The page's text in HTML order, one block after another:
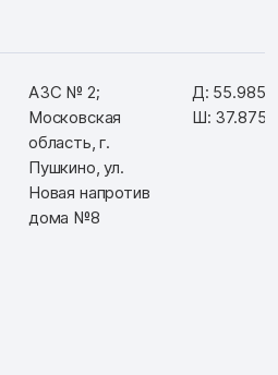
АЗС № 2;
Московская
область, г.
Пушкино, ул.
Новая напротив
дома №8
Д:
Ш: